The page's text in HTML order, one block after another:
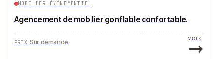
MOBILIER ÉVÉNEMENTIEL
Agencement de mobilier gonflable confortable.
PRIX Sur demande VOIR